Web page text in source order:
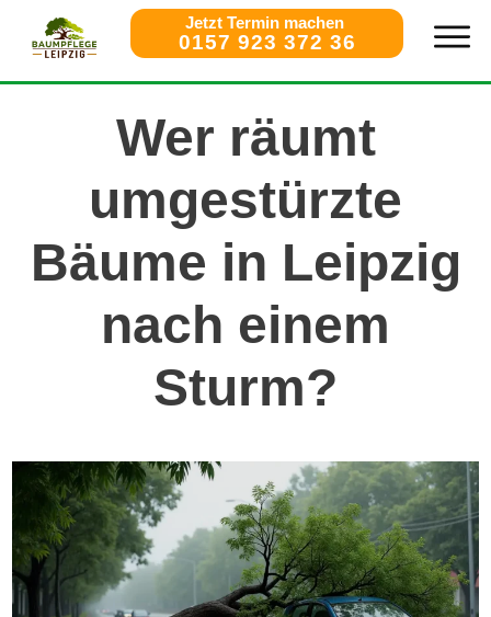
Jetzt Termin machen
0157 923 372 36
Wer räumt
umgestürzte
Bäume in Leipzig
nach einem
Sturm?